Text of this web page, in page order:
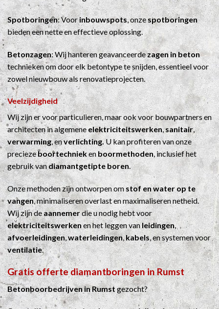
Spotboringen: Voorinbouwspots, onzespotboringen
bieden een nette en effectieve oplossing.
Betonzagen: Wij hanteren geavanceerde zagen in beton
technieken om door elk betontype te snijden, essentieel voor
zowel nieuwbouw als renovatieprojecten.
Veelzijdigheid
Wij zijn er voor particulieren, maar ook voor bouwpartners en
architecten in algemeneelektriciteitswerken,sanitair,
verwarming, enverlichting.U kan profiteren van onze
preciezeboortechniekenboormethoden, inclusief het
gebruik vandiamantgetipte boren.
Onze methoden zijn ontworpen omstof en water op te
vangen, minimaliseren overlast en maximaliseren netheid.
Wij zijn deaannemerdie u nodig hebt voor
elektriciteitswerkenen het leggen vanleidingen,
afvoerleidingen,waterleidingen,kabels, en systemen voor
ventilatie.
Gratis offerte diamantboringen in Rumst
Betonboorbedrijven in Rumstgezocht?